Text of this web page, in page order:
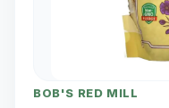
BOB'S RED MILL